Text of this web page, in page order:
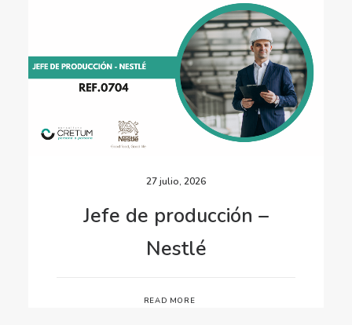
27 julio, 2026
Jefe de producción –
Nestlé
READ MORE